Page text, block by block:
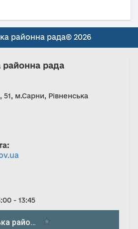
районна рада© 2026
районна рада
м.Сарни, Рівненська
- 13:45